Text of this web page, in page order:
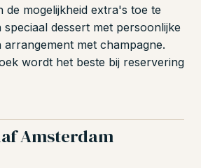
de mogelijkheid extra's toe te
dessert met persoonlijke
met champagne.
wordt het beste bij reservering
Amsterdam